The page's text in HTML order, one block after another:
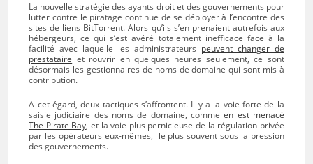
La nouvelle stratégie des ayants droit et des gouvernements pour
lutter contre le piratage continue de se déployer à l’encontre des
sites de liens BitTorrent. Alors qu’ils s’en prenaient autrefois aux
hébergeurs, ce qui s’est avéré totalement inefficace face à la
facilité avec laquelle les administrateurs peuvent changer de
prestataire et rouvrir en quelques heures seulement, ce sont
désormais les gestionnaires de noms de domaine qui sont mis à
contribution.
A cet égard, deux tactiques s’affrontent. Il y a la voie forte de la
saisie judiciaire des noms de domaine, commeen est menacé
The Pirate Bay, et la voie plus pernicieuse de la régulation privée
par les opérateurs eux-mêmes, le plus souvent sous la pression
des gouvernements.